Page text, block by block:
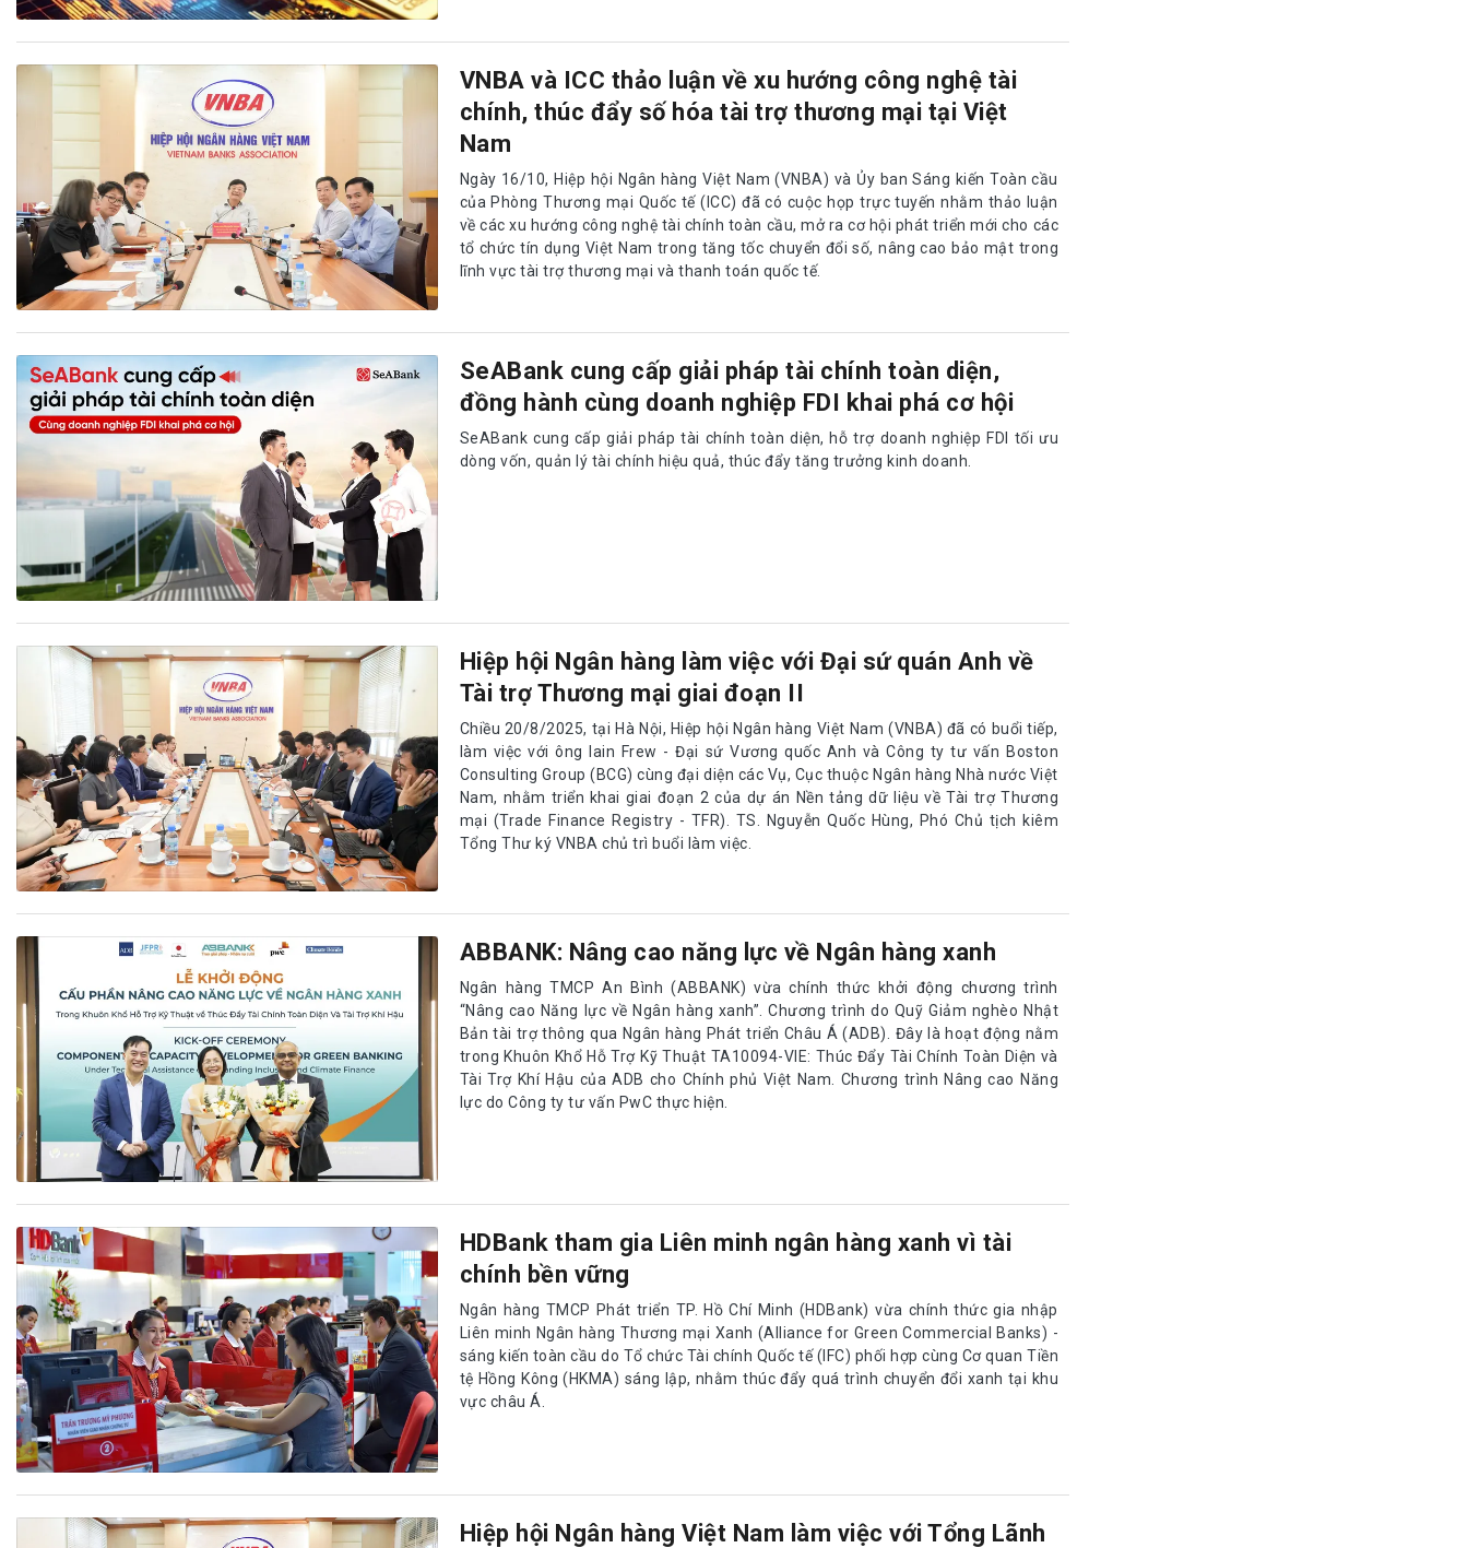
VNBA và ICC thảo luận về xu hướng công nghệ tài
chính, thúc đẩy số hóa tài trợ thương mại tại Việt
Nam
Ngày 16/10, Hiệp hội Ngân hàng Việt Nam (VNBA) và Ủy ban Sáng kiến Toàn cầu
của Phòng Thương mại Quốc tế (ICC) đã có cuộc họp trực tuyến nhằm thảo luận
về các xu hướng công nghệ tài chính toàn cầu, mở ra cơ hội phát triển mới cho các
tổ chức tín dụng Việt Nam trong tăng tốc chuyển đổi số, nâng cao bảo mật trong
lĩnh vực tài trợ thương mại và thanh toán quốc tế.
SeABank cung cấp giải pháp tài chính toàn diện,
đồng hành cùng doanh nghiệp FDI khai phá cơ hội
SeABank cung cấp giải pháp tài chính toàn diện, hỗ trợ doanh nghiệp FDI tối ưu
dòng vốn, quản lý tài chính hiệu quả, thúc đẩy tăng trưởng kinh doanh.
Hiệp hội Ngân hàng làm việc với Đại sứ quán Anh về
Tài trợ Thương mại giai đoạn II
Chiều 20/8/2025, tại Hà Nội, Hiệp hội Ngân hàng Việt Nam (VNBA) đã có buổi tiếp,
làm việc với ông Iain Frew - Đại sứ Vương quốc Anh và Công ty tư vấn Boston
Consulting Group (BCG) cùng đại diện các Vụ, Cục thuộc Ngân hàng Nhà nước Việt
Nam, nhằm triển khai giai đoạn 2 của dự án Nền tảng dữ liệu về Tài trợ Thương
mại (Trade Finance Registry - TFR). TS. Nguyễn Quốc Hùng, Phó Chủ tịch kiêm
Tổng Thư ký VNBA chủ trì buổi làm việc.
ABBANK: Nâng cao năng lực về Ngân hàng xanh
Ngân hàng TMCP An Bình (ABBANK) vừa chính thức khởi động chương trình
“Nâng cao Năng lực về Ngân hàng xanh”. Chương trình do Quỹ Giảm nghèo Nhật
Bản tài trợ thông qua Ngân hàng Phát triển Châu Á (ADB). Đây là hoạt động nằm
trong Khuôn Khổ Hỗ Trợ Kỹ Thuật TA10094-VIE: Thúc Đẩy Tài Chính Toàn Diện và
Tài Trợ Khí Hậu của ADB cho Chính phủ Việt Nam. Chương trình Nâng cao Năng
lực do Công ty tư vấn PwC thực hiện.
HDBank tham gia Liên minh ngân hàng xanh vì tài
chính bền vững
Ngân hàng TMCP Phát triển TP. Hồ Chí Minh (HDBank) vừa chính thức gia nhập
Liên minh Ngân hàng Thương mại Xanh (Alliance for Green Commercial Banks) -
sáng kiến toàn cầu do Tổ chức Tài chính Quốc tế (IFC) phối hợp cùng Cơ quan Tiền
tệ Hồng Kông (HKMA) sáng lập, nhằm thúc đẩy quá trình chuyển đổi xanh tại khu
vực châu Á.
Hiệp hội Ngân hàng Việt Nam làm việc với Tổng Lãnh